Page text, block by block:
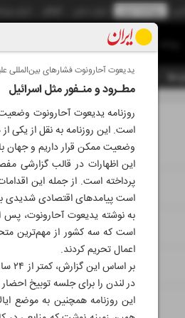
تمام ویژه نامه ها آرشیو سازمان آگهی‌ها
یدیعوت آحارونوت فشارهای بین‌المللی
مطـرود و منـفور مثل اسرائیل
روزنامه یدیعوت آحارونوت
است. این روزنامه به نقل از یکی
وضعیت ممکن قرار داریم و جهان
این اظهارات در قالب گزارشی
پرداخته است. از جمله این
است پیامدهای اقتصادی شدیدی
است که سه کشور از مهم‌ترین
اعمال تحریم کردند.
بر
در لندن را برای جلسه توبیخ
این روزنامه همچنین به موضع
۱
۲ ۳
۴
۵
۶ ۷
شماره